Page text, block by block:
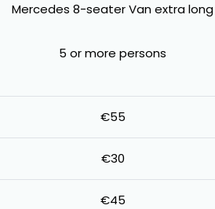
Mercedes 8-seater Van extra long
5 or more persons
€55
€30
€45